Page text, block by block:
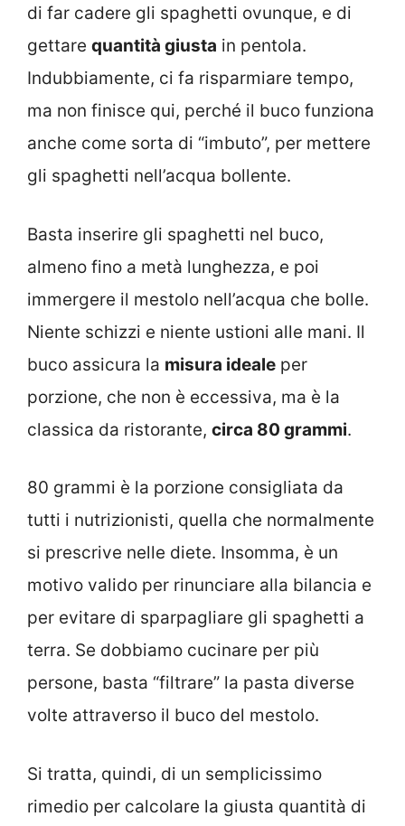
di far cadere gli spaghetti ovunque, e di
gettare quantità giusta in pentola.
Indubbiamente, ci fa risparmiare tempo,
ma non finisce qui, perché il buco funziona
anche come sorta di “imbuto”, per mettere
gli spaghetti nell’acqua bollente.
Basta inserire gli spaghetti nel buco,
almeno fino a metà lunghezza, e poi
immergere il mestolo nell’acqua che bolle.
Niente schizzi e niente ustioni alle mani. Il
buco assicura la misura ideale per
porzione, che non è eccessiva, ma è la
classica da ristorante, circa 80 grammi.
80 grammi è la porzione consigliata da
tutti i nutrizionisti, quella che normalmente
si prescrive nelle diete. Insomma, è un
motivo valido per rinunciare alla bilancia e
per evitare di sparpagliare gli spaghetti a
terra. Se dobbiamo cucinare per più
persone, basta “filtrare” la pasta diverse
volte attraverso il buco del mestolo.
Si tratta, quindi, di un semplicissimo
rimedio per calcolare la giusta quantità di